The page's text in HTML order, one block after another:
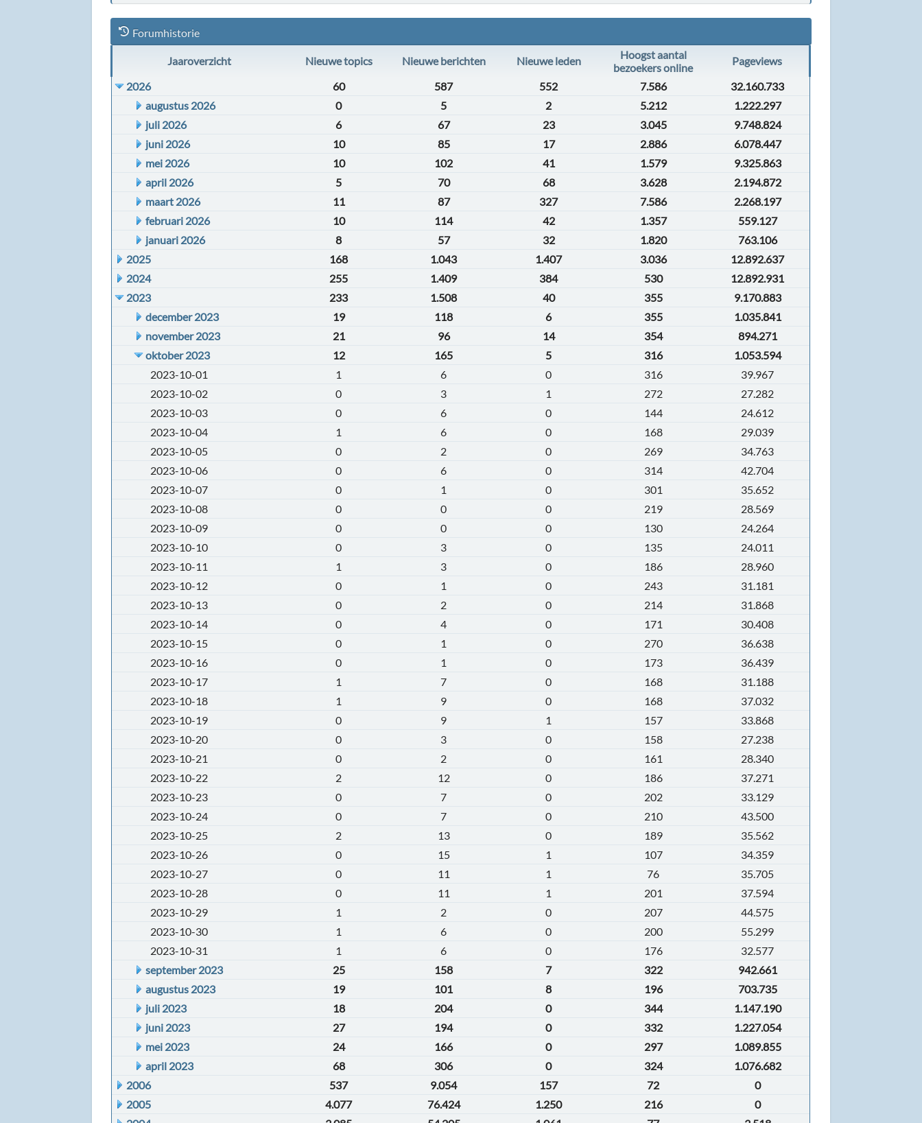
Forumhistorie
Jaaroverzicht Nieuwe topics Nieuwe berichten Nieuwe leden
Hoogst aantal
bezoekers online
Pageviews
2026
60 587 552 7.586
32.160.733
augustus 2026
0 5 2 5.212
1.222.297
juli 2026
6 67 23 3.045
9.748.824
juni 2026
10 85 17 2.886
6.078.447
mei 2026
10 102 41 1.579
9.325.863
april 2026
5 70 68 3.628
2.194.872
maart 2026
11 87 327 7.586
2.268.197
februari 2026
10 114 42 1.357
559.127
januari 2026
8 57 32 1.820
763.106
2025
168 1.043 1.407 3.036
12.892.637
2024
255 1.409 384 530
12.892.931
2023
233 1.508 40 355
9.170.883
december 2023
19 118 6 355
1.035.841
november 2023
21 96 14 354
894.271
oktober 2023
12 165 5 316
1.053.594
2023-10-01
1 6 0 316
39.967
2023-10-02
0 3 1 272
27.282
2023-10-03
0 6 0 144
24.612
2023-10-04
1 6 0 168
29.039
2023-10-05
0 2 0 269
34.763
2023-10-06
0 6 0 314
42.704
2023-10-07
0 1 0 301
35.652
2023-10-08
0 0 0 219
28.569
2023-10-09
0 0 0 130
24.264
2023-10-10
0 3 0 135
24.011
2023-10-11
1 3 0 186
28.960
2023-10-12
0 1 0 243
31.181
2023-10-13
0 2 0 214
31.868
2023-10-14
0 4 0 171
30.408
2023-10-15
0 1 0 270
36.638
2023-10-16
0 1 0 173
36.439
2023-10-17
1 7 0 168
31.188
2023-10-18
1 9 0 168
37.032
2023-10-19
0 9 1 157
33.868
2023-10-20
0 3 0 158
27.238
2023-10-21
0 2 0 161
28.340
2023-10-22
2 12 0 186
37.271
2023-10-23
0 7 0 202
33.129
2023-10-24
0 7 0 210
43.500
2023-10-25
2 13 0 189
35.562
2023-10-26
0 15 1 107
34.359
2023-10-27
0 11 1 76
35.705
2023-10-28
0 11 1 201
37.594
2023-10-29
1 2 0 207
44.575
2023-10-30
1 6 0 200
55.299
2023-10-31
1 6 0 176
32.577
september 2023
25 158 7 322
942.661
augustus 2023
19 101 8 196
703.735
juli 2023
18 204 0 344
1.147.190
juni 2023
27 194 0 332
1.227.054
mei 2023
24 166 0 297
1.089.855
april 2023
68 306 0 324
1.076.682
2006
537 9.054 157 72
0
2005
4.077 76.424 1.250 216
0